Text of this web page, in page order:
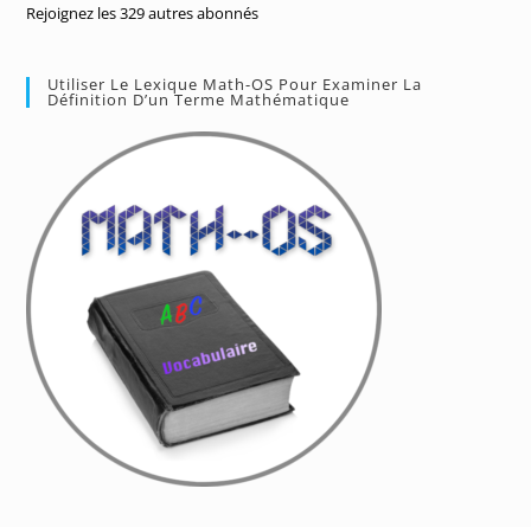
Rejoignez les 329 autres abonnés
Utiliser Le Lexique Math-OS Pour Examiner La
Définition D’un Terme Mathématique